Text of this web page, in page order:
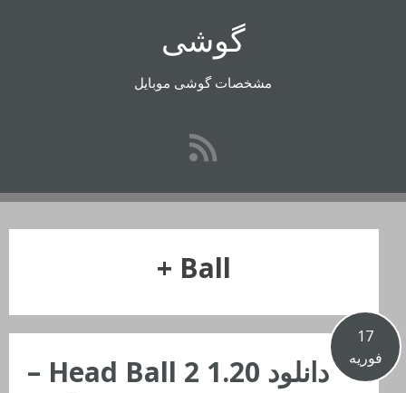
گوشی
مشخصات گوشی موبایل
Ball +
17
فوریه
دانلود Head Ball 2 1.20 –